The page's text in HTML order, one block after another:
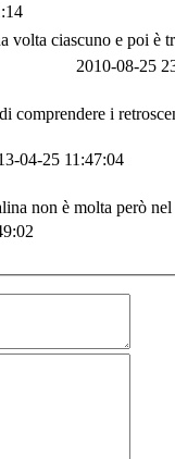
volta ciascuno e poi è
2010-08-25
comprendere i
04-25 11:47:04
non è molta però